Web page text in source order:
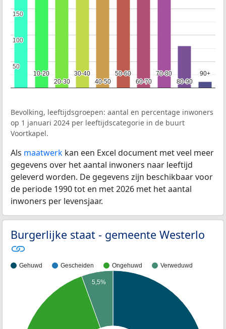
10-20
10-20
20-30
20-30
30-40
30-40
40-50
40-50
50-60
50-60
60-70
60-70
70-80
70-80
80-90
80-90
90+
90+
50
50
100
100
150
150
Bevolking, leeftijdsgroepen: aantal en percentage inwoners
op 1 januari 2024 per leeftijdscategorie in de buurt
Voortkapel.
Als maatwerk kan een Excel document met veel meer
gegevens over het aantal inwoners naar leeftijd
geleverd worden. De gegevens zijn beschikbaar voor
de periode 1990 tot en met 2026 met het aantal
inwoners per levensjaar.
Burgerlijke staat - gemeente Westerlo
Gehuwd Gescheiden Ongehuwd Verweduwd
5,5%